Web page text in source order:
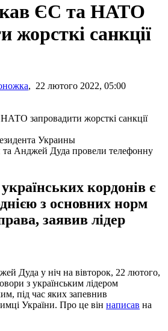
ЄС та НАТО
жорсткі санкції
, 22 лютого 2022, 05:00
Украины
Анджей Дуда провели телефонну
кордонів є
з основних норм
заявив лідер
Дуда у ніч на вівторок, 22 лютого,
з українським лідером
під час яких запевнив
України. Про це він написав на